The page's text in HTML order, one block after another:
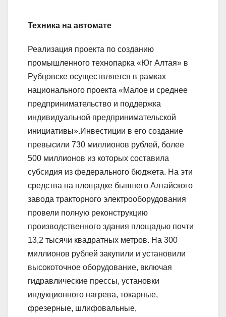
Техника на автомате
Реализация проекта по созданию
промышленного технопарка «Юг Алтая» в
Рубцовске осуществляется в рамках
национального проекта «Малое и среднее
предпринимательство и поддержка
индивидуальной предпринимательской
инициативы».Инвестиции в его создание
превысили 730 миллионов рублей, более
500 миллионов из которых составила
субсидия из федерального бюджета. На эти
средства на площадке бывшего Алтайского
завода тракторного электрооборудования
провели полную реконструкцию
производственного здания площадью почти
13,2 тысячи квадратных метров. На 300
миллионов рублей закупили и установили
высокоточное оборудование, включая
гидравлические прессы, установки
индукционного нагрева, токарные,
фрезерные, шлифовальные,